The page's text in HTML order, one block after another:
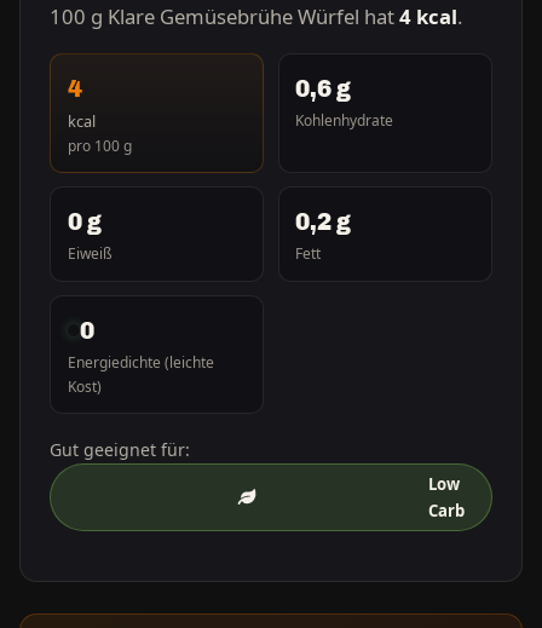
100 g Klare Gemüsebrühe Würfel hat4 kcal.
4
kcal
pro 100 g
0,6 g
Kohlenhydrate
0 g
Eiweiß
0,2 g
Fett
0
Energiedichte (leichte
Kost)
Gut geeignet für:
Low
Carb